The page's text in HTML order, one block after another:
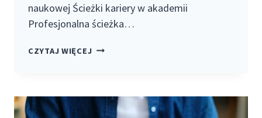
naukowej Ścieżki kariery w akademii
Profesjonalna ścieżka…
CZYTAJ WIĘCEJPERSPEKTYWY
JAK
PRZYGOTOWAĆ